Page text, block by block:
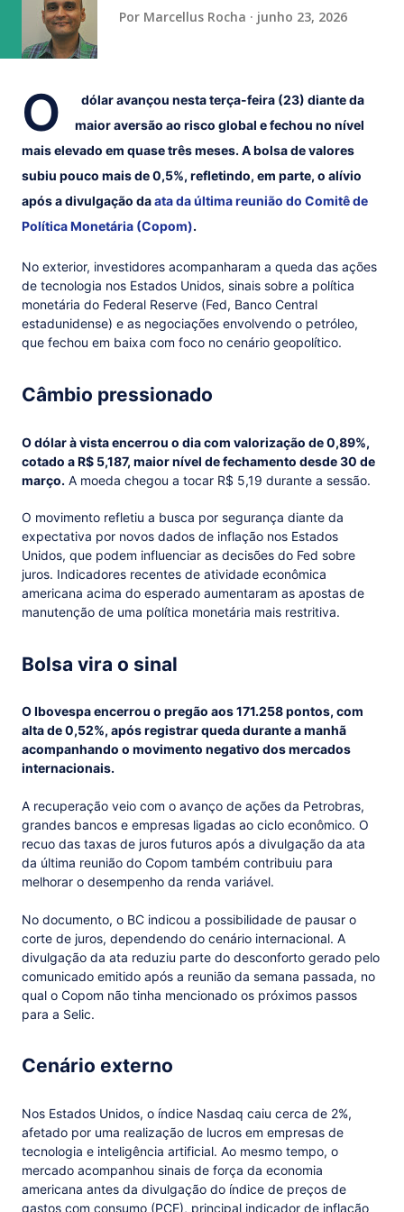
vaga na referência do ataque, com...
Por Marcellus Rocha junho 23, 2026
O
dólar avançou nesta terça-feira (23) diante da
maior aversão ao risco global e fechou no nível
mais elevado em quase três meses. A bolsa de valores
subiu pouco mais de 0,5%, refletindo, em parte, o alívio
após a divulgação daata da última reunião do Comitê de
Política Monetária (Copom).
No exterior, investidores acompanharam a queda das ações
de tecnologia nos Estados Unidos, sinais sobre a política
monetária do Federal Reserve (Fed, Banco Central
estadunidense) e as negociações envolvendo o petróleo,
que fechou em baixa com foco no cenário geopolítico.
Câmbio pressionado
O dólar à vista encerrou o dia com valorização de 0,89%,
cotado a R$ 5,187, maior nível de fechamento desde 30 de
março. A moeda chegou a tocar R$ 5,19 durante a sessão.
O movimento refletiu a busca por segurança diante da
expectativa por novos dados de inflação nos Estados
Unidos, que podem influenciar as decisões do Fed sobre
juros. Indicadores recentes de atividade econômica
americana acima do esperado aumentaram as apostas de
manutenção de uma política monetária mais restritiva.
Bolsa vira o sinal
O Ibovespa encerrou o pregão aos 171.258 pontos, com
alta de 0,52%, após registrar queda durante a manhã
acompanhando o movimento negativo dos mercados
internacionais.
A recuperação veio com o avanço de ações da Petrobras,
grandes bancos e empresas ligadas ao ciclo econômico. O
recuo das taxas de juros futuros após a divulgação da ata
da última reunião do Copom também contribuiu para
melhorar o desempenho da renda variável.
No documento, o BC indicou a possibilidade de pausar o
corte de juros, dependendo do cenário internacional. A
divulgação da ata reduziu parte do desconforto gerado pelo
comunicado emitido após a reunião da semana passada, no
qual o Copom não tinha mencionado os próximos passos
para a Selic.
Cenário externo
Nos Estados Unidos, o índice Nasdaq caiu cerca de 2%,
afetado por uma realização de lucros em empresas de
tecnologia e inteligência artificial. Ao mesmo tempo, o
mercado acompanhou sinais de força da economia
americana antes da divulgação do índice de preços de
gastos com consumo (PCE), principal indicador de inflação